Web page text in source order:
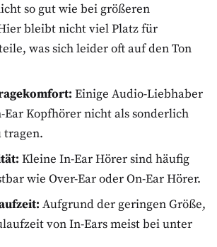
so gut wie bei größeren
bleibt nicht viel Platz für
was sich leider oft auf den Ton
Einige Audio-Liebhaber
Kopfhörer nicht als sonderlich
tragen.
Kleine In-Ear Hörer sind häufig
wie Over-Ear oder On-Ear Hörer.
Aufgrund der geringen Größe,
von In-Ears meist bei unter